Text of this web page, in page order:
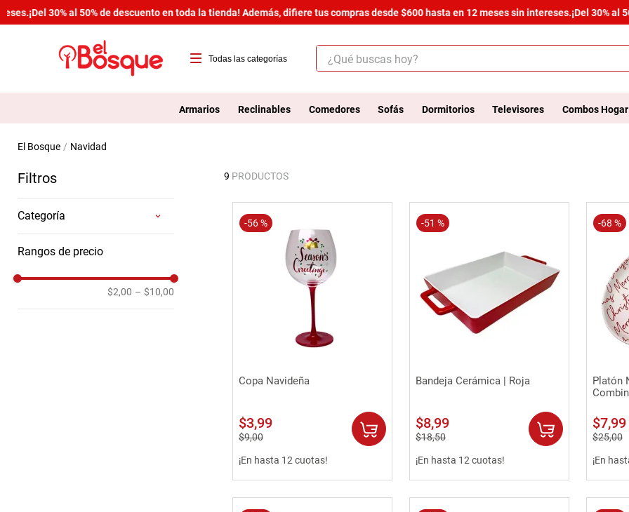
¡Del 30% al 50% de descuento en toda la tienda! Además, difiere tus compras desde $600 hasta en 12 meses sin intereses.¡Del 30% al
¿Qué buscas hoy?
Armarios Reclinables Comedores Sofás Dormitorios Televisores Combos Hogar
navidad
Filtros
Categoría
Navideñas
Rangos de precio
$2,00 – $10,00
9 PRODUCTOS
-56 %
Vista rápida
Copa Navideña
$3,99
$9,00
¡En hasta 12 cuotas!
-51 %
Vista rápida
Bandeja Cerámica | Roja
$8,99
$18,50
¡En hasta 12 cuotas!
-68 %
Platón
$7,99
$25,00
¡En
1.
armario
5.
armario lux
6.
cama
7.
havana master
8.
bicama zoe
9
10.